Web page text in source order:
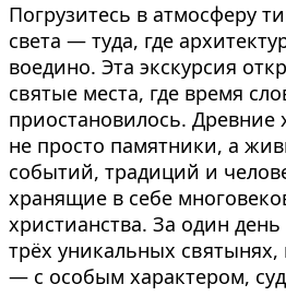
Погрузитесь в атмосферу
света — туда, где
воедино. Эта экскурсия
святые места, где время
приостановилось.
не просто памятники, а
событий, традиций и
хранящие в себе
христианства. За один
трёх уникальных
— с особым характером,